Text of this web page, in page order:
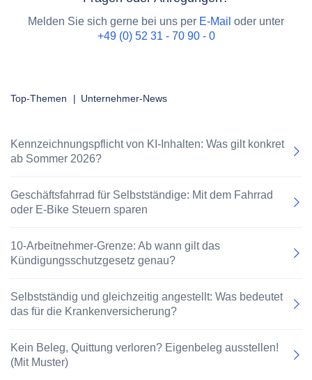
Melden Sie sich gerne bei uns per E-Mail oder unter
+49 (0) 52 31 - 70 90 - 0
Top-Themen | Unternehmer-News
Kennzeichnungspflicht von KI-Inhalten: Was gilt konkret
ab Sommer 2026?
Geschäftsfahrrad für Selbstständige: Mit dem Fahrrad
oder E-Bike Steuern sparen
10-Arbeitnehmer-Grenze: Ab wann gilt das
Kündigungsschutzgesetz genau?
Selbstständig und gleichzeitig angestellt: Was bedeutet
das für die Krankenversicherung?
Kein Beleg, Quittung verloren? Eigenbeleg ausstellen!
(Mit Muster)